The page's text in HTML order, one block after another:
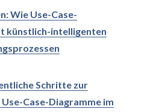
Wie Use-Case-
künstlich-intelligenten
Schritte zur
Case-Diagramme im